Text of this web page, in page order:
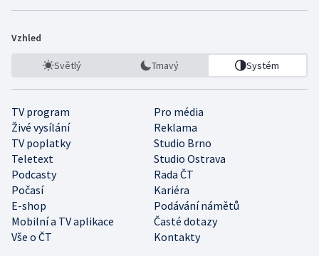
Vzhled
Světlý Tmavý Systém
TV program
Pro média
Živé vysílání
Reklama
TV poplatky
Studio Brno
Teletext
Studio Ostrava
Podcasty
Rada ČT
Počasí
Kariéra
E-shop
Podávání námětů
Mobilní a TV aplikace
Časté dotazy
Vše o ČT
Kontakty